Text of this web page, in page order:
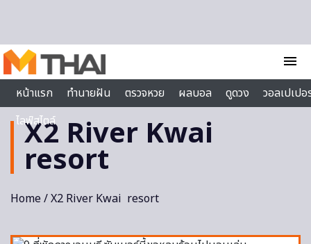
menu
หน้าแรก
ทำนายฝัน ตรวจหวย ผลบอล ดูดวง
วอลเปเป
ไลฟ์สไตล์
X2 River Kwai
resort
Home/ X2 River Kwai resort